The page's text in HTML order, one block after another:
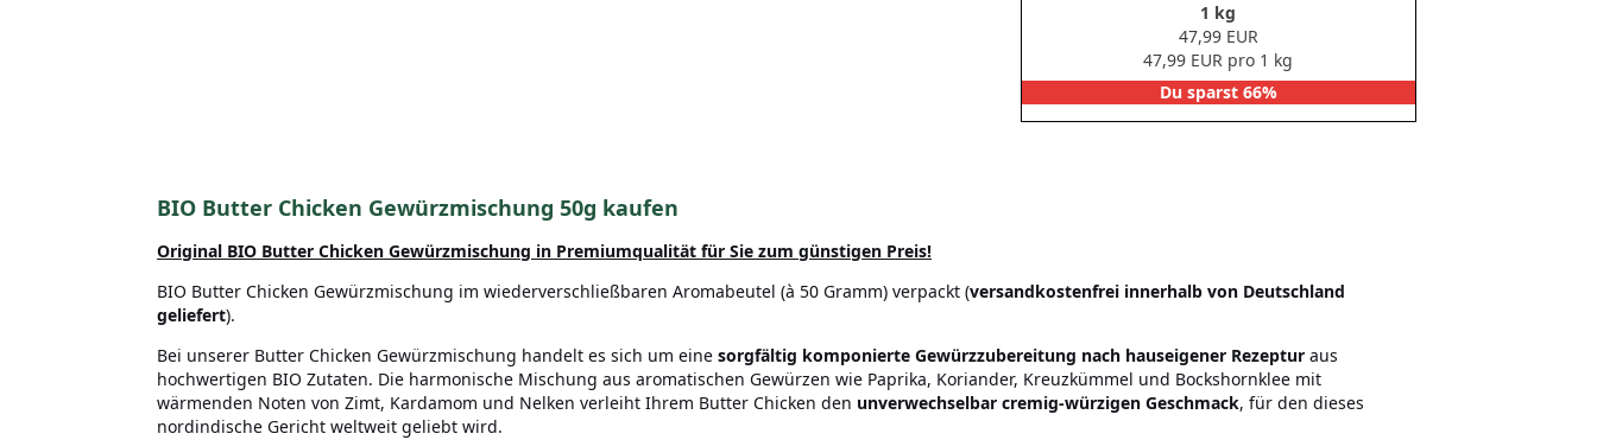
1 kg
47,99 EUR
47,99 EUR pro 1 kg
Du sparst 66%
BIO Butter Chicken Gewürzmischung 50g kaufen
Original BIO Butter Chicken Gewürzmischung in Premiumqualität für Sie zum günstigen Preis!
BIO Butter Chicken Gewürzmischung im wiederverschließbaren Aromabeutel (à 50 Gramm) verpackt (versandkostenfrei innerhalb von Deutschland
geliefert).
Bei unserer Butter Chicken Gewürzmischung handelt es sich um eine sorgfältig komponierte Gewürzzubereitung nach hauseigener Rezeptur aus
hochwertigen BIO Zutaten. Die harmonische Mischung aus aromatischen Gewürzen wie Paprika, Koriander, Kreuzkümmel und Bockshornklee mit
wärmenden Noten von Zimt, Kardamom und Nelken verleiht Ihrem Butter Chicken den unverwechselbar cremig-würzigen Geschmack, für den dieses
nordindische Gericht weltweit geliebt wird.